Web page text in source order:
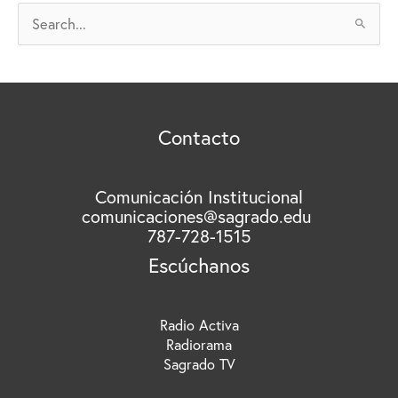
V
c
Contacto
Comunicación Institucional
comunicaciones@sagrado.edu
787-728-1515
Escúchanos
Radio Activa
Radiorama
Sagrado TV